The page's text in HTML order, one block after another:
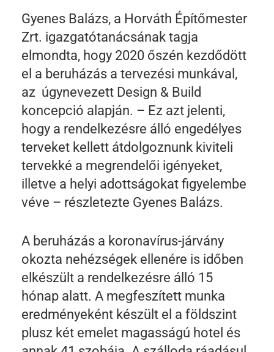
Gyenes Balázs, a Horváth Építőmester
Zrt. igazgatótanácsának tagja
elmondta, hogy 2020 őszén kezdődött
el a beruházás a tervezési munkával,
az úgynevezett Design & Build
koncepció alapján. – Ez azt jelenti,
hogy a rendelkezésre álló engedélyes
terveket kellett átdolgoznunk kiviteli
tervekké a megrendelői igényeket,
illetve a helyi adottságokat figyelembe
véve – részletezte Gyenes Balázs.
A beruházás a koronavírus-járvány
okozta nehézségek ellenére is időben
elkészült a rendelkezésre álló 15
hónap alatt. A megfeszített munka
eredményeként készült el a földszint
plusz két emelet magasságú hotel és